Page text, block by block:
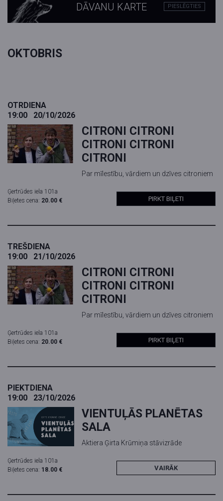
DĀVANU KARTE PIESLĒGTIES
OKTOBRIS
OTRDIENA
19:00
20/10/2026
CITRONI CITRONI
CITRONI CITRONI
CITRONI
Par mīlestību, vārdiem un dzīves citroniem
Ģertrūdes iela 101a
Biļetes cena: 20.00 € PIRKT BIĻETI
TREŠDIENA
19:00
21/10/2026
CITRONI CITRONI
CITRONI CITRONI
CITRONI
Par mīlestību, vārdiem un dzīves citroniem
Ģertrūdes iela 101a
Biļetes cena: 20.00 € PIRKT BIĻETI
PIEKTDIENA
19:00
23/10/2026
VIENTUĻĀS PLANĒTAS
SALA
Aktiera Ģirta Krūmiņa stāvizrāde
Ģertrūdes iela 101a
Biļetes cena: 18.00 € VAIRĀK